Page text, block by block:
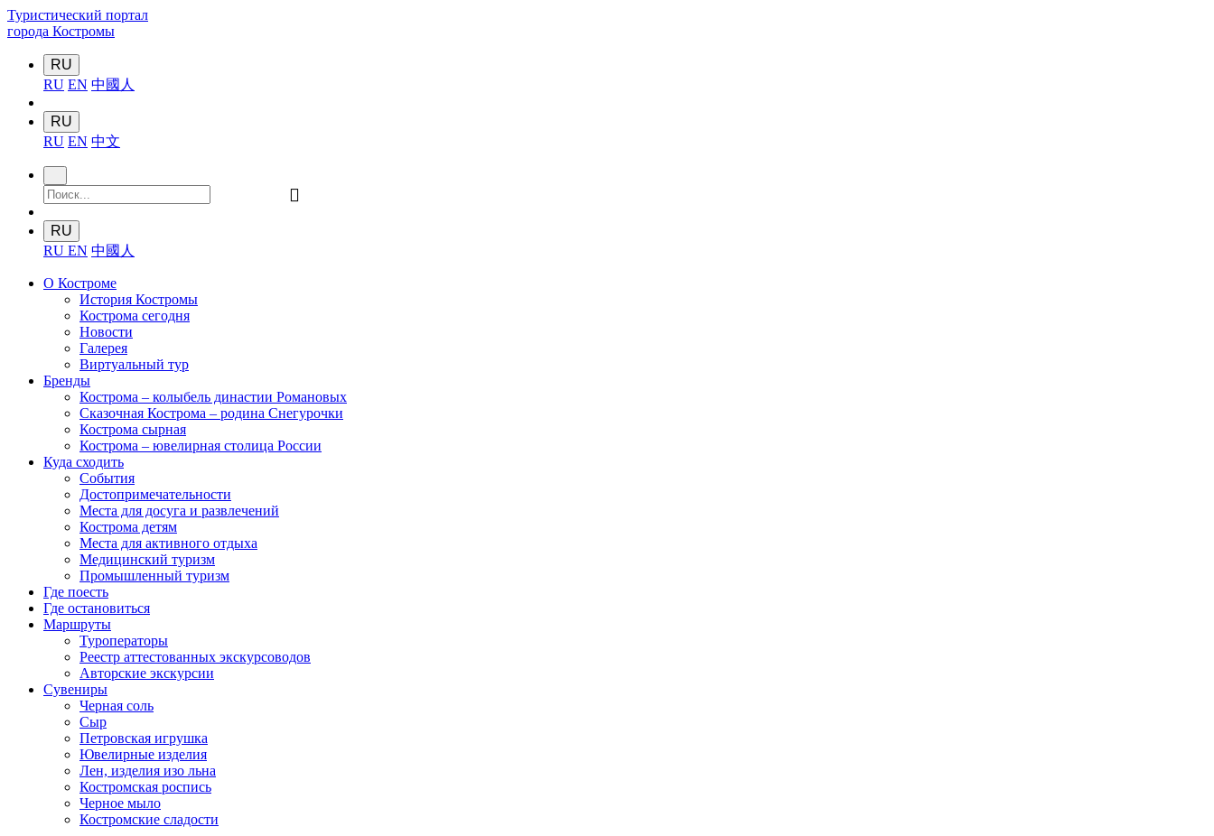
Туристический портал
города Костромы
RU
RU EN 中國人
RU
RU EN 中文
󰍉
RU
RU EN 中國人
О Костроме
История Костромы
Кострома сегодня
Новости
Галерея
Виртуальный тур
Бренды
Кострома – колыбель династии Романовых
Сказочная Кострома – родина Снегурочки
Кострома сырная
Кострома – ювелирная столица России
Куда сходить
События
Достопримечательности
Места для досуга и развлечений
Кострома детям
Места для активного отдыха
Медицинский туризм
Промышленный туризм
Где поесть
Где остановиться
Маршруты
Туроператоры
Реестр аттестованных экскурсоводов
Авторские экскурсии
Сувениры
Черная соль
Сыр
Петровская игрушка
Ювелирные изделия
Лен, изделия изо льна
Костромская роспись
Черное мыло
Костромские сладости